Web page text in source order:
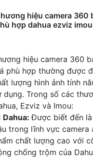
hiệu camera 360
hợp dahua ezviz imou
hiệu camera 360
phù hợp thường được
lượng hình ảnh tính
dụng. Trong số các
Ezviz và Imou:
Dahua:Được biết đến
trong lĩnh vực camera
chất lượng cao với
chống trộm của